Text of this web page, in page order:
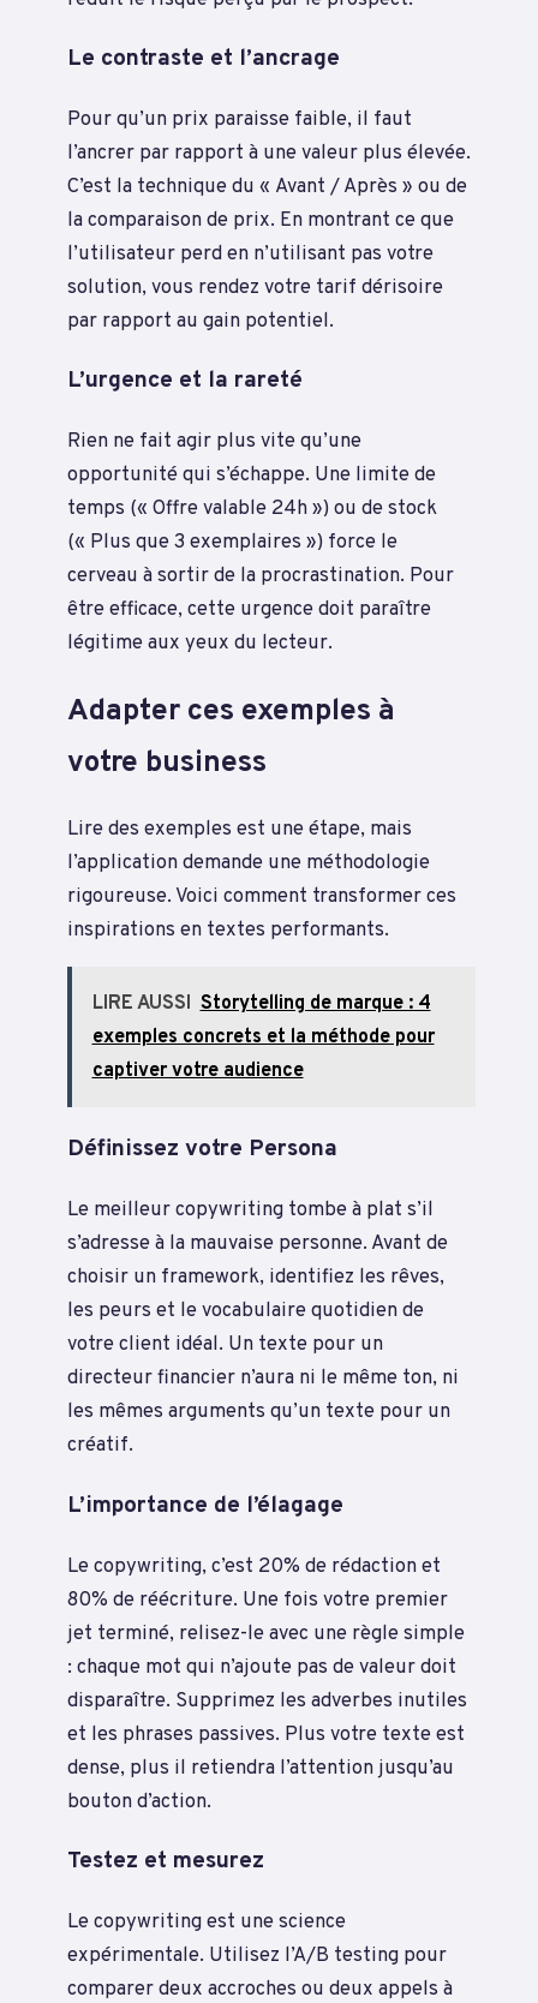
Le contraste et l’ancrage
Pour qu’un prix paraisse faible, il faut
l’ancrer par rapport à une valeur plus élevée.
C’est la technique du « Avant / Après » ou de
la comparaison de prix. En montrant ce que
l’utilisateur perd en n’utilisant pas votre
solution, vous rendez votre tarif dérisoire
par rapport au gain potentiel.
L’urgence et la rareté
Rien ne fait agir plus vite qu’une
opportunité qui s’échappe. Une limite de
temps (« Offre valable 24h ») ou de stock
(« Plus que 3 exemplaires ») force le
cerveau à sortir de la procrastination. Pour
être efficace, cette urgence doit paraître
légitime aux yeux du lecteur.
Adapter ces exemples à
votre business
Lire des exemples est une étape, mais
l’application demande une méthodologie
rigoureuse. Voici comment transformer ces
inspirations en textes performants.
LIRE AUSSI Storytelling de marque : 4
exemples concrets et la méthode pour
captiver votre audience
Définissez votre Persona
Le meilleur copywriting tombe à plat s’il
s’adresse à la mauvaise personne. Avant de
choisir un framework, identifiez les rêves,
les peurs et le vocabulaire quotidien de
votre client idéal. Un texte pour un
directeur financier n’aura ni le même ton, ni
les mêmes arguments qu’un texte pour un
créatif.
L’importance de l’élagage
Le copywriting, c’est 20% de rédaction et
80% de réécriture. Une fois votre premier
jet terminé, relisez-le avec une règle simple
: chaque mot qui n’ajoute pas de valeur doit
disparaître. Supprimez les adverbes inutiles
et les phrases passives. Plus votre texte est
dense, plus il retiendra l’attention jusqu’au
bouton d’action.
Testez et mesurez
Le copywriting est une science
expérimentale. Utilisez l’A/B testing pour
comparer deux accroches ou deux appels à